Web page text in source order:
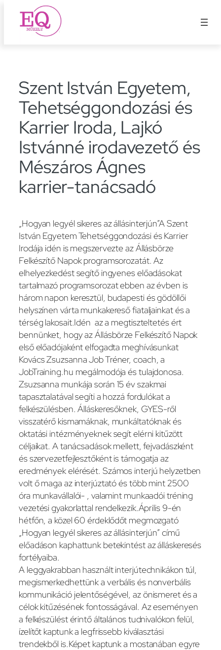
Ugrás
Szent István Egyetem,
Tehetséggondozási és
Karrier Iroda, Lajkó
Istvánné irodavezető és
Mészáros Ágnes
karrier-tanácsadó
„Hogyan legyél sikeres az állásinterjún”A Szent
István Egyetem Tehetséggondozási és Karrier
Irodája idén is megszervezte az Állásbörze
Felkészítő Napok programsorozatát. Az
elhelyezkedést segítő ingyenes előadásokat
tartalmazó programsorozat ebben az évben is
három napon keresztül, budapesti és gödöllői
helyszínen várta munkakereső fiataljainkat és a
térség lakosait.Idén az a megtiszteltetés ért
bennünket, hogy az Állásbörze Felkészítő Napok
első előadójaként elfogadta meghívásunkat
Kovács Zsuzsanna Job Tréner, coach, a
JobTraining.hu megálmodója és tulajdonosa.
Zsuzsanna munkája során 15 év szakmai
tapasztalatával segíti a hozzá fordulókat a
felkészülésben. Álláskeresőknek, GYES-ről
visszatérő kismamáknak, munkáltatóknak és
oktatási intézményeknek segít elérni kitűzött
céljaikat. A tanácsadások mellett, fejvadászként
és szervezetfejlesztőként is támogatja az
eredmények elérését. Számos interjú helyzetben
volt ő maga az interjúztató és több mint 2500
óra munkavállalói- , valamint munkaadói tréning
vezetési gyakorlattal rendelkezik.Április 9-én
hétfőn, a közel 60 érdeklődőt megmozgató
„Hogyan legyél sikeres az állásinterjún” című
előadáson kaphattunk betekintést az álláskeresés
fortélyaiba.
A leggyakrabban használt interjútechnikákon túl,
megismerkedhettünk a verbális és nonverbális
kommunikáció jelentőségével, az önismeret és a
célok kitűzésének fontosságával. Az eseményen
a felkészülést érintő általános tudnivalókon felül,
ízelítőt kaptunk a legfrissebb kiválasztási
trendekből is.Képet kaptunk a mostanában egyre